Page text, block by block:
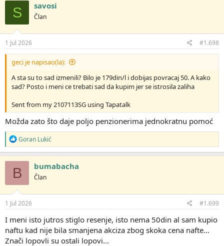
S savosi
Član
1 Jul 2026 #1.698
geci je napisao(la):
A sta su to sad izmenili? Bilo je 179din/l i dobijas povracaj 50. A kako
sad? Posto i meni ce trebati sad da kupim jer se istrosila zaliha
Sent from my 2107113SG using Tapatalk
Možda zato što daje poljo penzionerima jednokratnu pomoć
R
e
a
g
o
v
a
n
j
:
Goran Lukić
B bumabacha
Član
1 Jul 2026 #1.699
I meni isto jutros stiglo resenje, isto nema 50din al sam kupio
naftu kad nije bila smanjena akciza zbog skoka cena nafte...
Znači lopovli su ostali lopovi...